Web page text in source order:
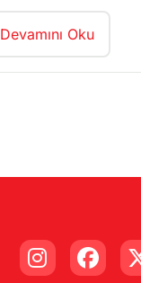
Devamını Oku